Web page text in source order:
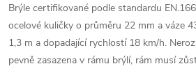
Brýle certifikované podle standardu
ocelové kuličky o průměru 22 mm a váze
1,3 m a dopadající rychlostí 18 km/h.
pevně zasazena v rámu brýlí, rám musí